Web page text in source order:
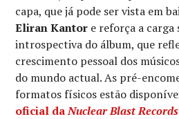
capa, que já pode ser vista em
Eliran Kantor e reforça a carga
introspectiva do álbum, que
crescimento pessoal dos
do mundo actual. As pré-
formatos físicos estão
oficial daNuclear Blast Records